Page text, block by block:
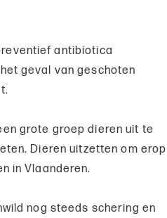
antibiotica
geval van geschoten
grote groep dieren uit te
Dieren uitzetten om erop
in Vlaanderen.
nog steeds schering en